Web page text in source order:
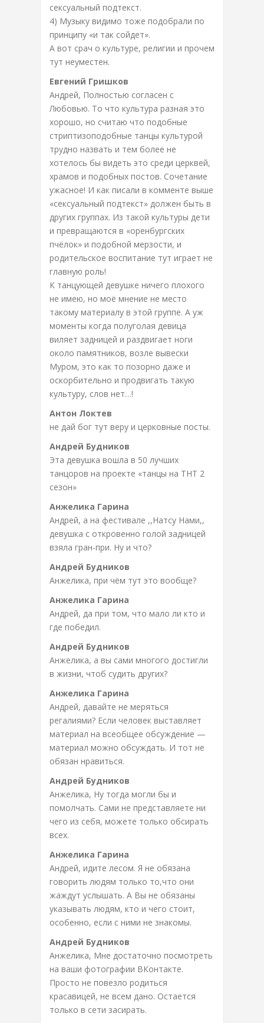
сексуальный подтекст.
4) Музыку видимо тоже подобрали по
принципу «и так сойдет».
А вот срач о культуре, религии и прочем
тут неуместен.
Евгений Гришков
Андрей, Полностью согласен с
Любовью. То что культура разная это
хорошо, но считаю что подобные
стриптизоподобные танцы культурой
трудно назвать и тем более не
хотелось бы видеть это среди церквей,
храмов и подобных постов. Сочетание
ужасное! И как писали в комменте выше
«сексуальный подтекст» должен быть в
других группах. Из такой культуры дети
и превращаются в «оренбургских
пчёлок» и подобной мерзости, и
родительское воспитание тут играет не
главную роль!
К танцующей девушке ничего плохого
не имею, но моё мнение не место
такому материалу в этой группе. А уж
моменты когда полуголая девица
виляет задницей и раздвигает ноги
около памятников, возле вывески
Муром, это как то позорно даже и
оскорбительно и продвигать такую
культуру, слов нет…!
Антон Локтев
не дай бог тут веру и церковные посты.
Андрей Будников
Эта девушка вошла в 50 лучших
танцоров на проекте «танцы на ТНТ 2
сезон»
Анжелика Гарина
Андрей, а на фестивале ,,Натсу Нами,,
девушка с откровенно голой задницей
взяла гран-при. Ну и что?
Андрей Будников
Анжелика, при чём тут это вообще?
Анжелика Гарина
Андрей, да при том, что мало ли кто и
где победил.
Андрей Будников
Анжелика, а вы сами многого достигли
в жизни, чтоб судить других?
Анжелика Гарина
Андрей, давайте не меряться
регалиями? Если человек выставляет
материал на всеобщее обсуждение —
материал можно обсуждать. И тот не
обязан нравиться.
Андрей Будников
Анжелика, Ну тогда могли бы и
помолчать. Сами не представляете ни
чего из себя, можете только обсирать
всех.
Анжелика Гарина
Андрей, идите лесом. Я не обязана
говорить людям только то,что они
жаждут услышать. А Вы не обязаны
указывать людям, кто и чего стоит,
особенно, если с ними не знакомы.
Андрей Будников
Анжелика, Мне достаточно посмотреть
на ваши фотографии ВКонтакте.
Просто не повезло родиться
красавицей, не всем дано. Остается
только в сети засирать.